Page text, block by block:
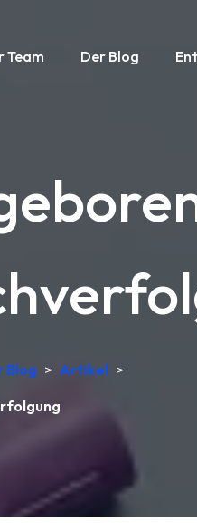
Team Der Blog
Blog > Artikel >